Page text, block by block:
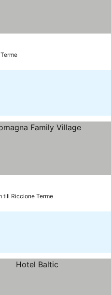
till Riccione Terme